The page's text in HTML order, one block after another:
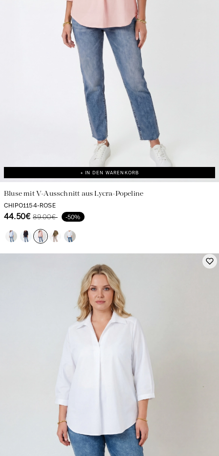
+ IN DEN WARENKORB
Bluse mit V-Ausschnitt aus Lycra-Popeline
CHIPO1154-ROSE
44.50€ 89.00€ -50%